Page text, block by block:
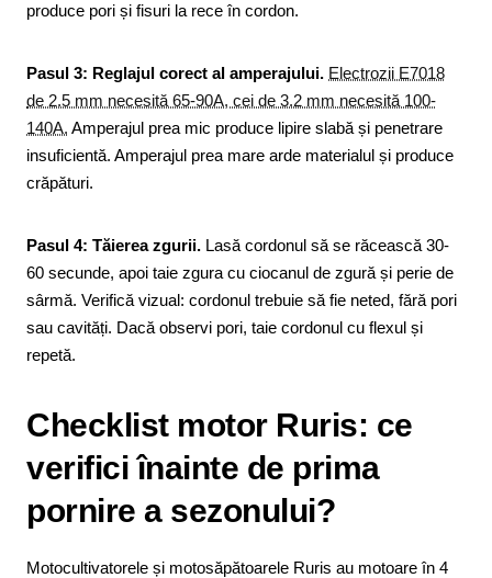
produce pori și fisuri la rece în cordon.
Pasul 3: Reglajul corect al amperajului. Electrozii E7018
de 2.5 mm necesită 65-90A, cei de 3.2 mm necesită 100-
140A. Amperajul prea mic produce lipire slabă și penetrare
insuficientă. Amperajul prea mare arde materialul și produce
crăpături.
Pasul 4: Tăierea zgurii. Lasă cordonul să se răcească 30-
60 secunde, apoi taie zgura cu ciocanul de zgură și perie de
sârmă. Verifică vizual: cordonul trebuie să fie neted, fără pori
sau cavități. Dacă observi pori, taie cordonul cu flexul și
repetă.
Checklist motor Ruris: ce
verifici înainte de prima
pornire a sezonului?
Motocultivatorele și motosăpătoarele Ruris au motoare în 4